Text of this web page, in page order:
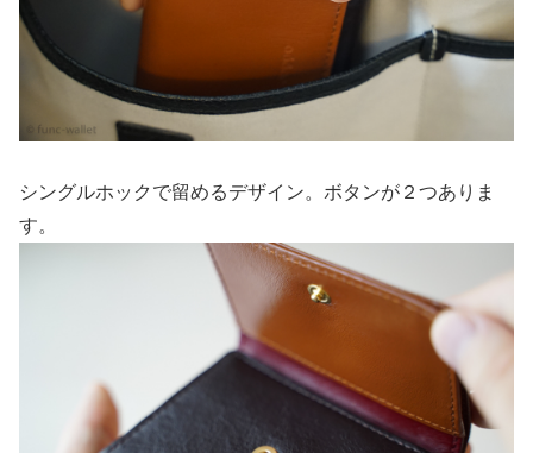
シングルホックで留めるデザイン。ボタンが２つありま
す。